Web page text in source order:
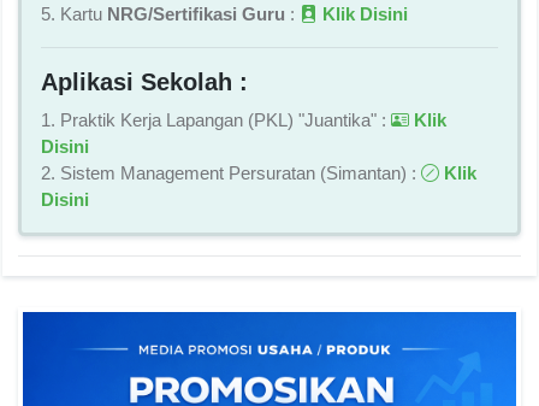
5. Kartu NRG/Sertifikasi Guru : Klik Disini
Aplikasi Sekolah :
1. Praktik Kerja Lapangan (PKL) "Juantika" :
Klik
Disini
2. Sistem Management Persuratan (Simantan) :
Klik
Disini